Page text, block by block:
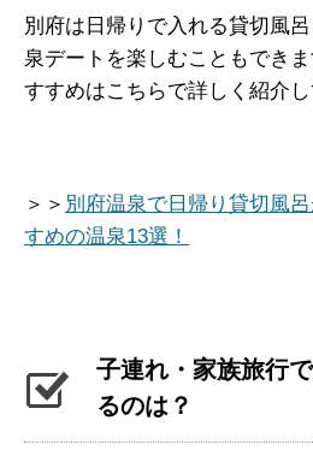
別府は日帰りで入れる貸切風
泉デートを楽しむこともでき
すすめはこちらで詳しく紹介し
＞＞ 別府温泉で日帰り貸切風
すめの温泉13選！
子連れ・家族旅行
るのは？